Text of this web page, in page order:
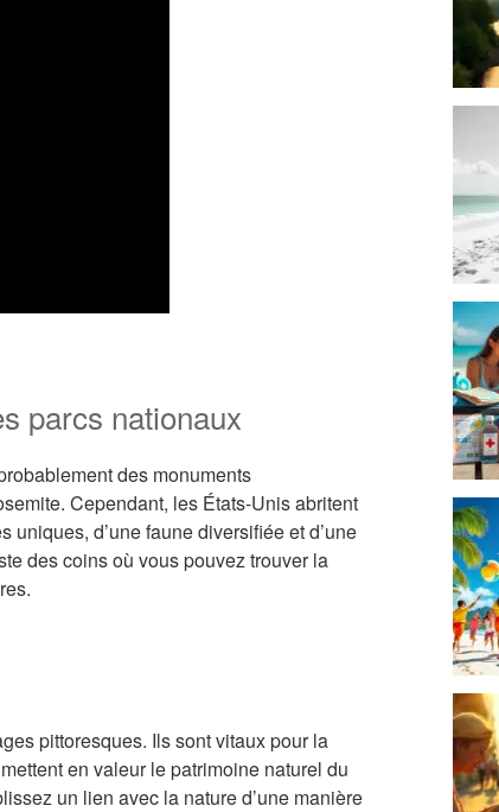
parcs nationaux
des monuments
Cependant, les États-Unis abritent
d’une faune diversifiée et d’une
des coins où vous pouvez trouver la
pittoresques. Ils sont vitaux pour la
en valeur le patrimoine naturel du
un lien avec la nature d’une manière